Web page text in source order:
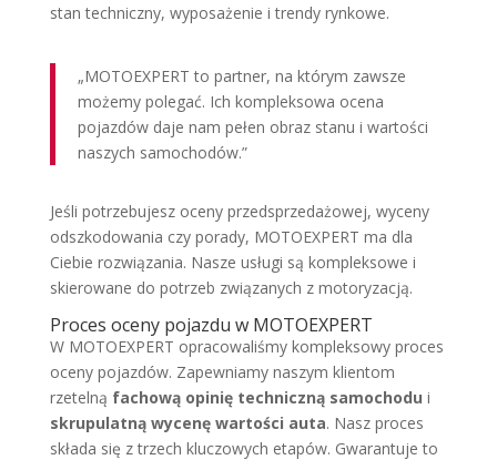
stan techniczny, wyposażenie i trendy rynkowe.
„MOTOEXPERT to partner, na którym zawsze
możemy polegać. Ich kompleksowa ocena
pojazdów daje nam pełen obraz stanu i wartości
naszych samochodów.”
Jeśli potrzebujesz oceny przedsprzedażowej, wyceny
odszkodowania czy porady, MOTOEXPERT ma dla
Ciebie rozwiązania. Nasze usługi są kompleksowe i
skierowane do potrzeb związanych z motoryzacją.
Proces oceny pojazdu w MOTOEXPERT
W MOTOEXPERT opracowaliśmy kompleksowy proces
oceny pojazdów. Zapewniamy naszym klientom
rzetelną fachową opinię techniczną samochodu i
skrupulatną wycenę wartości auta. Nasz proces
składa się z trzech kluczowych etapów. Gwarantuje to